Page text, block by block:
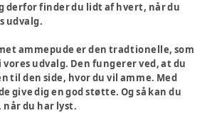
derfor finder du lidt af hvert, når du
udvalg.
ammepude er den tradtionelle, som
udvalg. Den fungerer ved, at du
til den side, hvor du vil amme. Med
give dig en god støtte. Og så kan du
du har lyst.